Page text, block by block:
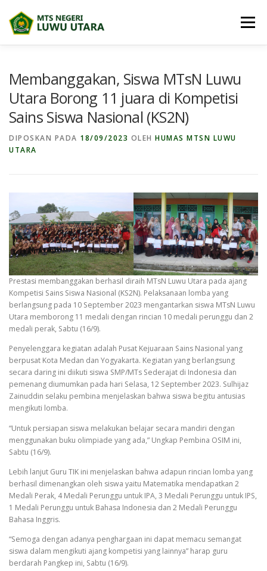
konten
Menu
BIDANG MADRASAH E-DIGITAL MADRASAH
Membanggakan, Siswa MTsN Luwu
Utara Borong 11 juara di Kompetisi
Sains Siswa Nasional (KS2N)
DIPOSKAN PADA 18/09/2023 OLEH HUMAS MTSN LUWU
UTARA
Prestasi membanggakan berhasil diraih MTsN Luwu Utara pada ajang
Kompetisi Sains Siswa Nasional (KS2N). Pelaksanaan lomba yang
berlangsung pada 10 September 2023 mengantarkan siswa MTsN Luwu
Utara memborong 11 medali dengan rincian 10 medali perunggu dan 2
medali perak, Sabtu (16/9).
Penyelenggara kegiatan adalah Pusat Kejuaraan Sains Nasional yang
berpusat Kota Medan dan Yogyakarta. Kegiatan yang berlangsung
secara daring ini diikuti siswa SMP/MTs Sederajat di Indonesia dan
pemenang diumumkan pada hari Selasa, 12 September 2023. Sulhijaz
Zainuddin selaku pembina menjelaskan bahwa siswa begitu antusias
mengikuti lomba.
“Untuk persiapan siswa melakukan belajar secara mandiri dengan
menggunakan buku olimpiade yang ada,” Ungkap Pembina OSIM ini,
Sabtu (16/9).
Lebih lanjut Guru TIK ini menjelaskan bahwa adapun rincian lomba yang
berhasil dimenangkan oleh siswa yaitu Matematika mendapatkan 2
Medali Perak, 4 Medali Perunggu untuk IPA, 3 Medali Perunggu untuk IPS,
1 Medali Perunggu untuk Bahasa Indonesia dan 2 Medali Perunggu
Bahasa Inggris.
“Semoga dengan adanya penghargaan ini dapat memacu semangat
siswa dalam mengikuti ajang kompetisi yang lainnya” harap guru
berdarah Pangkep ini, Sabtu (16/9).